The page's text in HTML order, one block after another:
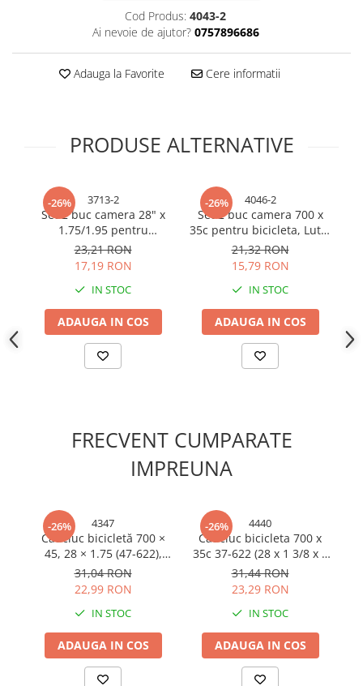
Decoratiuni casa & sarbatori
Accesorii decorative
Accesorii corpuri de iluminat
Accesorii prize si intrerupatoare
Aplice fatada
Aplice si plafoniere
Cabluri electrice si conductori
Cabluri si adaptoare
Intrerupatoare
Lampi si veioze
Insecticide & capcane
Kit-uri Smart Home si senzori
Pet shop
Perii, trimere si clesti animale
Zgarzi, lese si hamuri
Produse ingrijire incaltaminte si
Sanitare
Accesorii baterii sanitare
Cod Produs: 4043-2
Ai nevoie de ajutor? 0757896686
Adauga la Favorite Cere informatii
PRODUSE ALTERNATIVE
-26% 3713-2
Set 2 buc camera 28" x
1.75/1.95 pentru
bicicleta, Luta, AVI-3713
23,21 RON
17,19 RON
IN STOC
ADAUGA IN COS
-26% 4046-2
Set 2 buc camera 700 x
35c pentru bicicleta, Luta,
AVI-4046
21,32 RON
15,79 RON
IN STOC
ADAUGA IN COS
FRECVENT CUMPARATE
IMPREUNA
-26% 4347
Cauciuc bicicletă 700 ×
45, 28 × 1.75 (47-622),
Luta, AVI-4347
31,04 RON
22,99 RON
IN STOC
ADAUGA IN COS
-26% 4440
Cauciuc bicicleta 700 x
35c 37-622 (28 x 1 3/8 x 1
5/8), lateral alb, Luta, AVI-
4440
31,44 RON
23,29 RON
IN STOC
ADAUGA IN COS